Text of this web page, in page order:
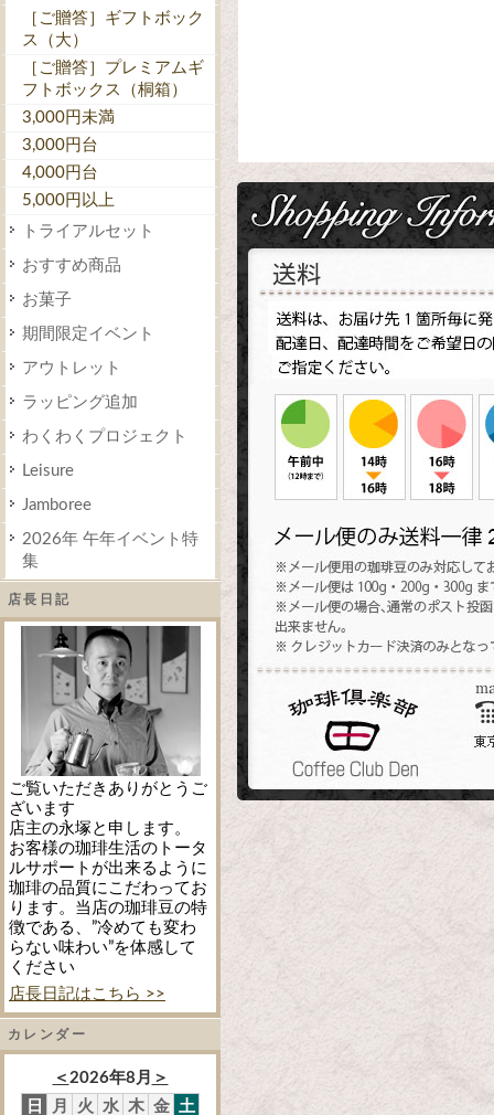
［ご贈答］ギフトボック
ス（大）
［ご贈答］プレミアムギ
フトボックス（桐箱）
3,000円未満
3,000円台
4,000円台
5,000円以上
トライアルセット
おすすめ商品
お菓子
期間限定イベント
アウトレット
ラッピング追加
わくわくプロジェクト
Leisure
Jamboree
2026年 午年イベント特
集
店長日記
ご覧いただきありがとうご
ざいます
店主の永塚と申します。
お客様の珈琲生活のトータ
ルサポートが出来るように
珈琲の品質にこだわってお
ります。当店の珈琲豆の特
徴である、”冷めても変わ
らない味わい”を体感して
ください
店長日記はこちら >>
カレンダー
＜ 2026年8月 ＞
日
月 火 水 木 金 土